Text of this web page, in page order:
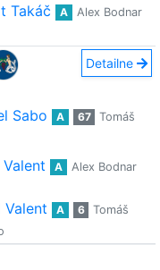
Takáč A
Alex Bodnar
Detailne
Sabo A 67
Tomáš
A
Alex Bodnar
Valent A 6
Tomáš